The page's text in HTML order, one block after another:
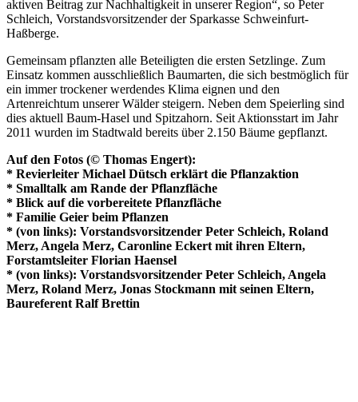
aktiven Beitrag zur Nachhaltigkeit in unserer Region“, so Peter
Schleich, Vorstandsvorsitzender der Sparkasse Schweinfurt-
Haßberge.
Gemeinsam pflanzten alle Beteiligten die ersten Setzlinge. Zum
Einsatz kommen ausschließlich Baumarten, die sich bestmöglich für
ein immer trockener werdendes Klima eignen und den
Artenreichtum unserer Wälder steigern. Neben dem Speierling sind
dies aktuell Baum-Hasel und Spitzahorn. Seit Aktionsstart im Jahr
2011 wurden im Stadtwald bereits über 2.150 Bäume gepflanzt.
Auf den Fotos (© Thomas Engert):
* Revierleiter Michael Dütsch erklärt die Pflanzaktion
* Smalltalk am Rande der Pflanzfläche
* Blick auf die vorbereitete Pflanzfläche
* Familie Geier beim Pflanzen
* (von links): Vorstandsvorsitzender Peter Schleich, Roland
Merz, Angela Merz, Caronline Eckert mit ihren Eltern,
Forstamtsleiter Florian Haensel
* (von links): Vorstandsvorsitzender Peter Schleich, Angela
Merz, Roland Merz, Jonas Stockmann mit seinen Eltern,
Baureferent Ralf Brettin